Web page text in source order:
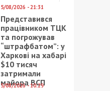
5/08/2026 - 21:31
Представився
працівником ТЦК
та погрожував
“штрафбатом”: у
Харкові на хабарі
$10 тисяч
затримали
майора ВСП
5/08/2026 - 10:29